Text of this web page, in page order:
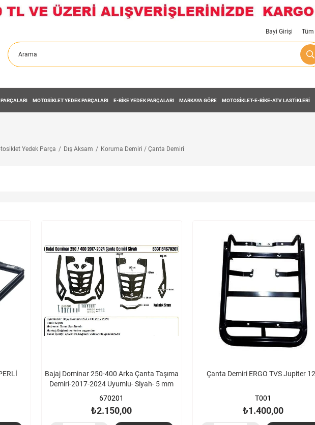
Bayi Girişi
MOTOSİKLET YEDEK PARÇALARI E-BİKE YEDEK PARÇALARI MARKAYA GÖRE MOTOSİKLET-E-BİKE-ATV LASTİKLERİ
Yedek Parça Dış Aksam Koruma Demiri / Çanta Demiri
Bajaj Dominar 250-400 Arka Çanta Taşıma
Demiri-2017-2024 Uyumlu- Siyah- 5 mm
670201
₺2.150,00
Çanta Demiri ERGO TVS Jupiter
T001
₺1.400,00